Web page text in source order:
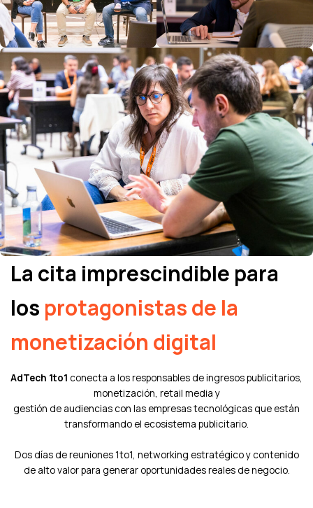
La cita imprescindible para
los protagonistas de la
monetización digital
AdTech 1to1 conecta a los responsables de ingresos publicitarios,
monetización, retail media y
gestión de audiencias con las empresas tecnológicas que están
transformando el ecosistema publicitario.
Dos días de reuniones 1to1, networking estratégico y contenido
de alto valor para generar oportunidades reales de negocio.